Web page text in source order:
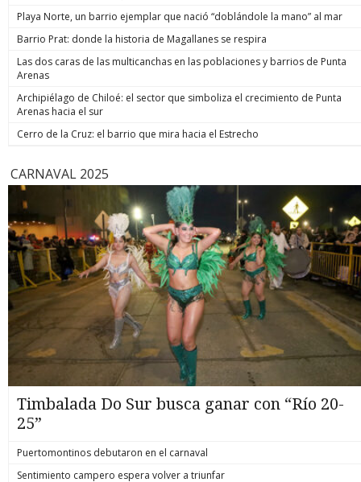
Playa Norte, un barrio ejemplar que nació “doblándole la mano” al mar
Barrio Prat: donde la historia de Magallanes se respira
Las dos caras de las multicanchas en las poblaciones y barrios de Punta
Arenas
Archipiélago de Chiloé: el sector que simboliza el crecimiento de Punta
Arenas hacia el sur
Cerro de la Cruz: el barrio que mira hacia el Estrecho
CARNAVAL 2025
Timbalada Do Sur busca ganar con “Río 20-
25”
Puertomontinos debutaron en el carnaval
Sentimiento campero espera volver a triunfar